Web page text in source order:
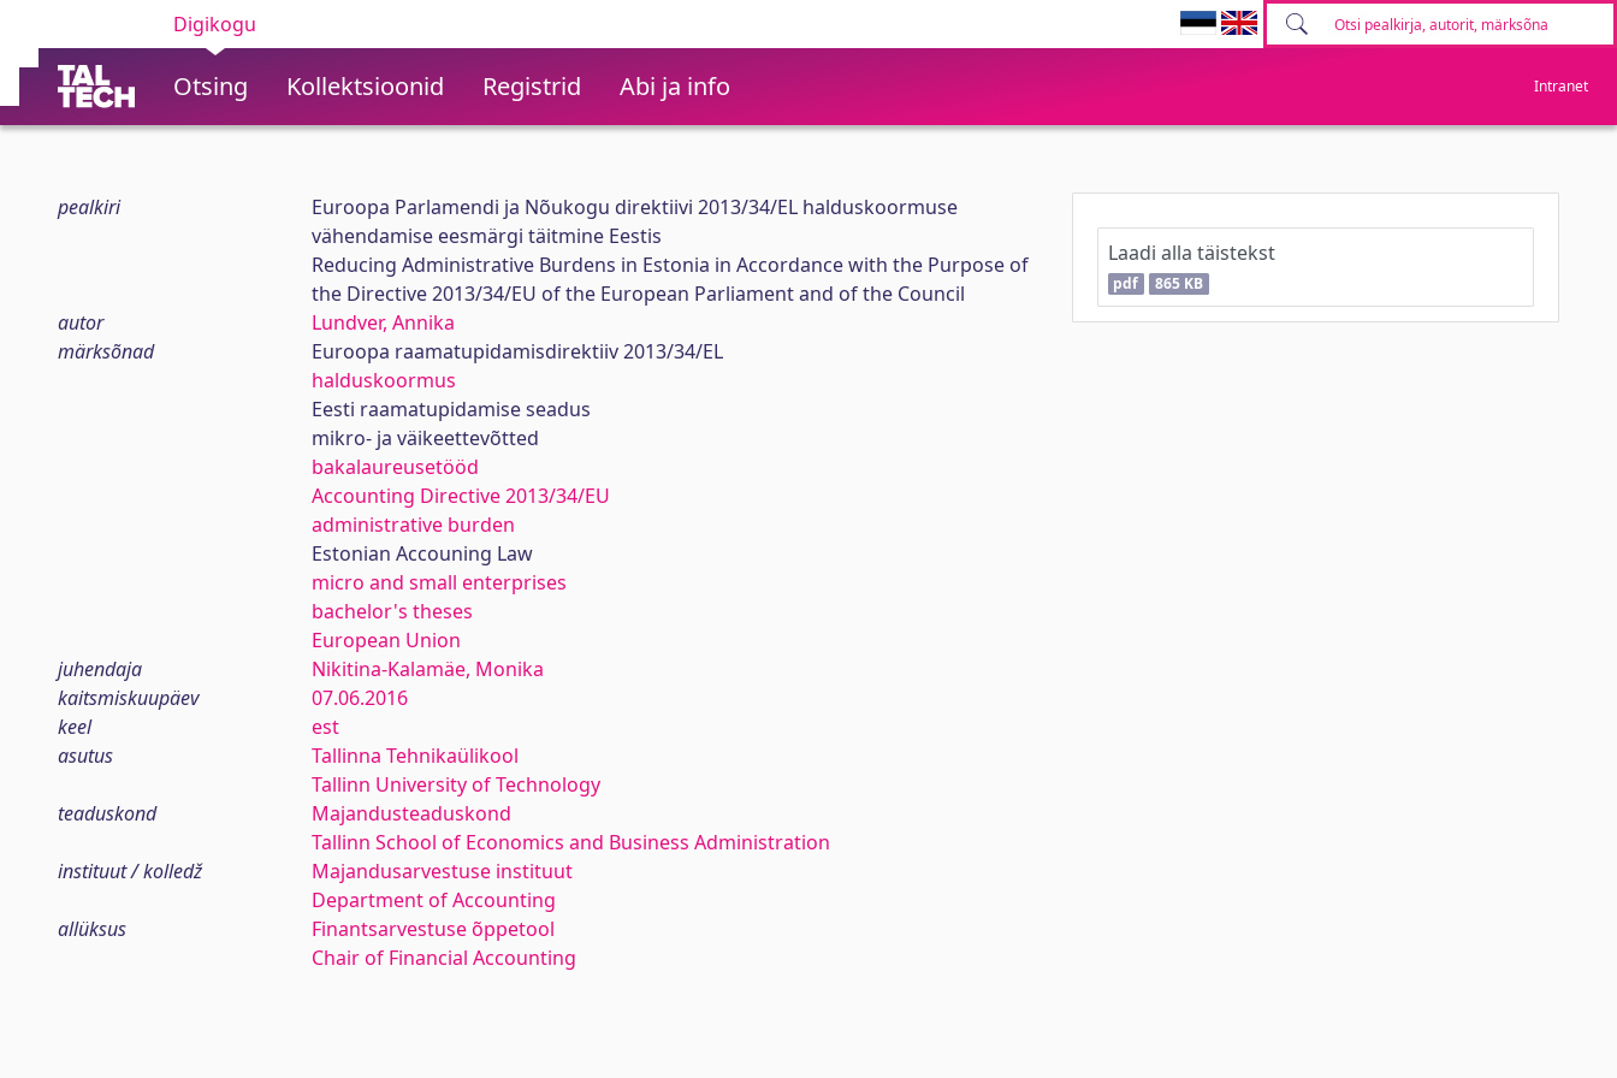
Digikogu
Otsing Kollektsioonid Registrid Abi ja info Intranet
pealkiri
Euroopa Parlamendi ja Nõukogu direktiivi 2013/34/EL halduskoormuse
vähendamise eesmärgi täitmine Eestis
Reducing Administrative Burdens in Estonia in Accordance with the Purpose of
the Directive 2013/34/EU of the European Parliament and of the Council
autor
Lundver, Annika
märksõnad
Euroopa raamatupidamisdirektiiv 2013/34/EL
halduskoormus
Eesti raamatupidamise seadus
mikro- ja väikeettevõtted
bakalaureusetööd
Accounting Directive 2013/34/EU
administrative burden
Estonian Accouning Law
micro and small enterprises
bachelor's theses
European Union
juhendaja
Nikitina-Kalamäe, Monika
kaitsmiskuupäev
07.06.2016
keel
est
asutus
Tallinna Tehnikaülikool
Tallinn University of Technology
teaduskond
Majandusteaduskond
Tallinn School of Economics and Business Administration
instituut / kolledž
Majandusarvestuse instituut
Department of Accounting
allüksus
Finantsarvestuse õppetool
Chair of Financial Accounting
Laadi alla täistekst
pdf 865 KB